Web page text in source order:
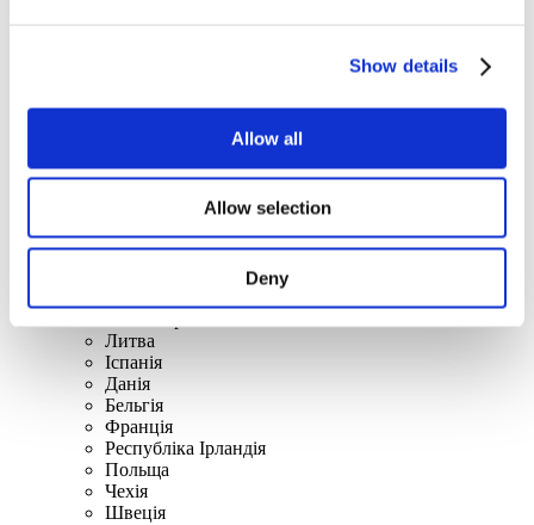
Show details
Allow all
Allow selection
Deny
По країнах
Усі країни
Литва
Іспанія
Данія
Бельгія
Франція
Республіка Ірландія
Польща
Чехія
Швецiя